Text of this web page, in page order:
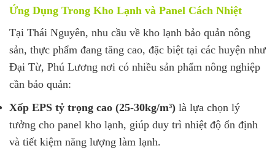
Ứng Dụng Trong Kho Lạnh và Panel Cách Nhiệt
Tại Thái Nguyên, nhu cầu về kho lạnh bảo quản nông
sản, thực phẩm đang tăng cao, đặc biệt tại các huyện như
Đại Từ, Phú Lương nơi có nhiều sản phẩm nông nghiệp
cần bảo quản:
Xốp EPS tỷ trọng cao (25-30kg/m³) là lựa chọn lý
tưởng cho panel kho lạnh, giúp duy trì nhiệt độ ổn định
và tiết kiệm năng lượng làm lạnh.